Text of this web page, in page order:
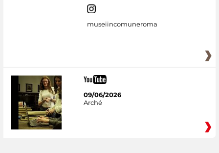
museiincomuneroma
09/06/2026
Arché